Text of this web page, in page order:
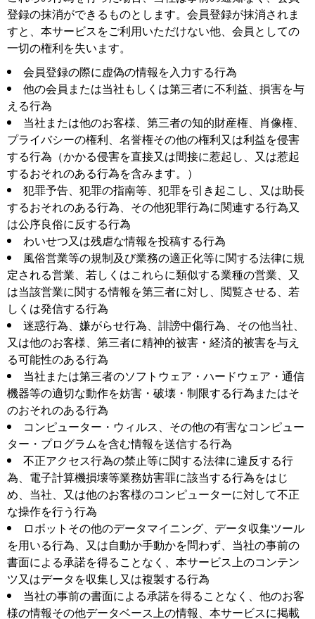
登録の抹消ができるものとします。会員登録が抹消されま
すと、本サービスをご利用いただけない他、会員としての
一切の権利を失います。
会員登録の際に虚偽の情報を入力する行為
他の会員または当社もしくは第三者に不利益、損害を与
える行為
当社または他のお客様、第三者の知的財産権、肖像権、
プライバシーの権利、名誉権その他の権利又は利益を侵害
する行為（かかる侵害を直接又は間接に惹起し、又は惹起
するおそれのある行為を含みます。）
犯罪予告、犯罪の指南等、犯罪を引き起こし、又は助長
するおそれのある行為、その他犯罪行為に関連する行為又
は公序良俗に反する行為
わいせつ又は残虐な情報を投稿する行為
風俗営業等の規制及び業務の適正化等に関する法律に規
定される営業、若しくはこれらに類似する業種の営業、又
は当該営業に関する情報を第三者に対し、閲覧させる、若
しくは発信する行為
迷惑行為、嫌がらせ行為、誹謗中傷行為、その他当社、
又は他のお客様、第三者に精神的被害・経済的被害を与え
る可能性のある行為
当社または第三者のソフトウェア・ハードウェア・通信
機器等の適切な動作を妨害・破壊・制限する行為またはそ
のおそれのある行為
コンピューター・ウィルス、その他の有害なコンピュー
ター・プログラムを含む情報を送信する行為
不正アクセス行為の禁止等に関する法律に違反する行
為、電子計算機損壊等業務妨害罪に該当する行為をはじ
め、当社、又は他のお客様のコンピューターに対して不正
な操作を行う行為
ロボットその他のデータマイニング、データ収集ツール
を用いる行為、又は自動か手動かを問わず、当社の事前の
書面による承諾を得ることなく、本サービス上のコンテン
ツ又はデータを収集し又は複製する行為
当社の事前の書面による承諾を得ることなく、他のお客
様の情報その他データベース上の情報、本サービスに掲載